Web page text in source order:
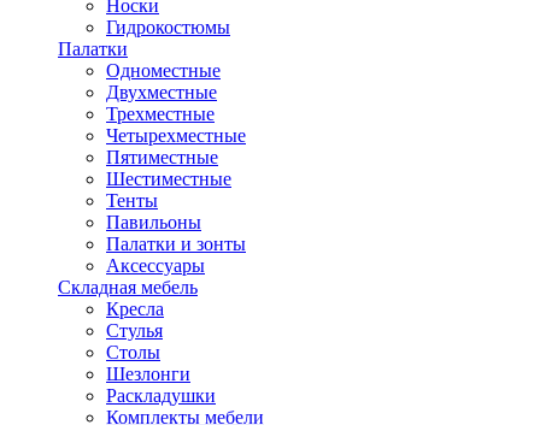
Носки
Гидрокостюмы
Палатки
Одноместные
Двухместные
Трехместные
Четырехместные
Пятиместные
Шестиместные
Тенты
Павильоны
Палатки и зонты
Аксессуары
Складная мебель
Кресла
Стулья
Столы
Шезлонги
Раскладушки
Комплекты мебели